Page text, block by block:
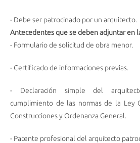
- Debe ser patrocinado por un arquitecto.
Antecedentes que se deben adjuntar en
- Formulario de solicitud de obra menor.
- Certificado de informaciones previas.
- Declaración simple del
cumplimiento de las normas de la Ley
Construcciones y Ordenanza General.
- Patente profesional del arquitecto